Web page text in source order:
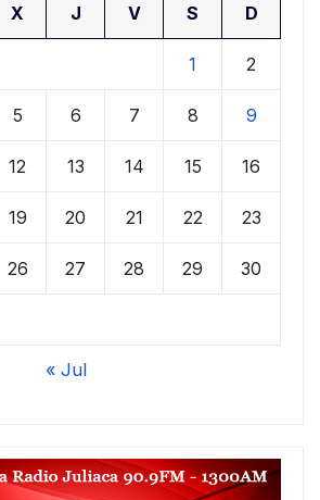
X J V S D
1 2
5 6 7 8 9
12 13 14 15 16
19 20 21 22 23
26 27 28 29 30
« Jul